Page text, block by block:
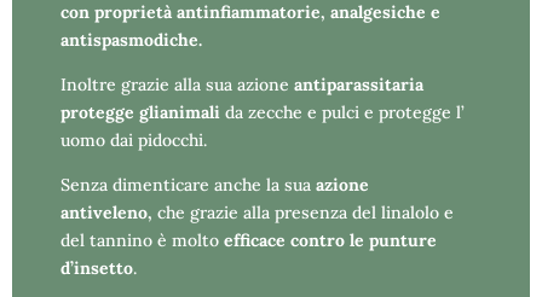
con proprietà antinfiammatorie, analgesiche e
antispasmodiche.
Inoltre grazie alla sua azione antiparassitaria
protegge glianimali da zecche e pulci e protegge l’
uomo dai pidocchi.
Senza dimenticare anche la sua azione
antiveleno, che grazie alla presenza del linalolo e
del tannino è molto efficace contro le punture
d’insetto.